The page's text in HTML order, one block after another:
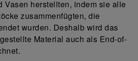
Vasen herstellten, indem sie alle
zusammenfügten, die
wurden. Deshalb wird das
Material auch als End-of-